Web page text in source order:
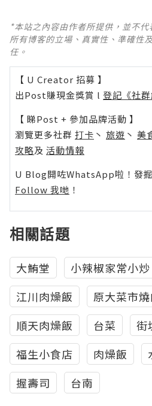
*本站之內容由作者所提供，並不
所有博客的立場、真實性、準確性
任。
【 U Creator 招募 】
出Post賺現金獎賞 l 登記《社群
【 睇Post + 參加品牌活動 】
瀏覽更多社群 打卡 丶 旅遊 丶 美
攻略及 活動情報
U Blog開咗WhatsApp啦！發掘
Follow 我哋 ！
相關話題
大鮪堂 小辣椒家常小炒
江川肉燥飯
原大菜市
順天肉燥飯
台菜
街
福生小食店
肉燥飯
握壽司
台南